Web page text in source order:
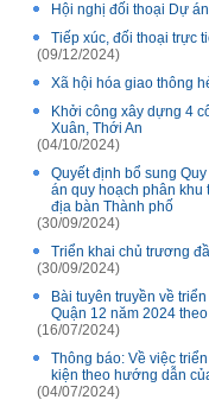
Hội nghị đối thoại Dự
Tiếp xúc, đối thoại trực
(09/12/2024)
Xã hội hóa giao thông
Khởi công xây dựng 4
Xuân, Thới An
(04/10/2024)
Quyết định bổ sung
án quy hoạch phân khu
địa bàn Thành phố
(30/09/2024)
Triển khai chủ trương
(30/09/2024)
Bài tuyên truyền về
Quận 12 năm 2024
(16/07/2024)
Thông báo: Về việc
kiện theo hướng dẫn
(04/07/2024)